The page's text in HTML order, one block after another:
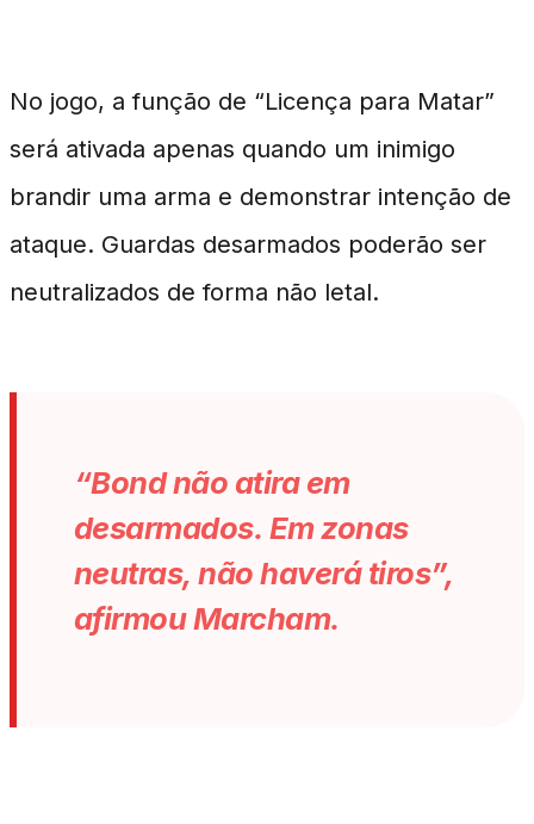
No jogo, a função de “Licença para Matar”
será ativada apenas quando um inimigo
brandir uma arma e demonstrar intenção de
ataque. Guardas desarmados poderão ser
neutralizados de forma não letal.
“Bond não atira em
desarmados. Em zonas
neutras, não haverá tiros”,
afirmou Marcham.